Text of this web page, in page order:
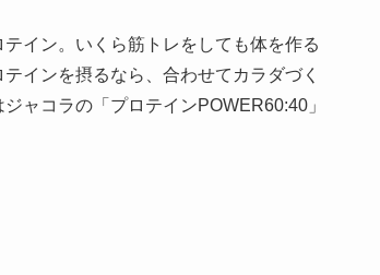
イン。いくら筋トレをしても体を作る
インを摂るなら、合わせてカラダづく
ャコラの「プロテインPOWER60:40」